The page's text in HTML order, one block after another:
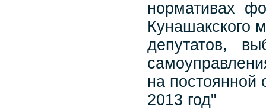
нормативах
Кунашакского
депутатов,
на
2013 год"